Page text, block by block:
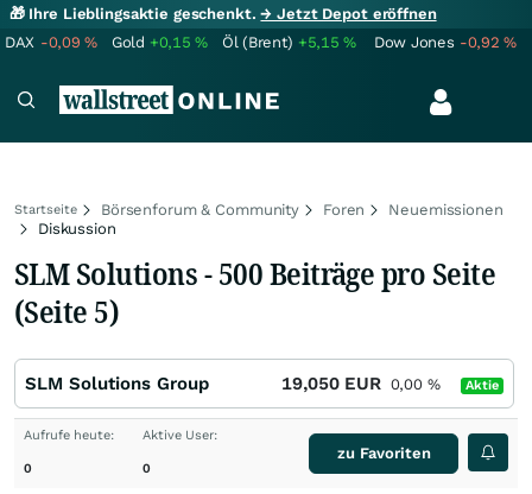
🎁 Ihre Lieblingsaktie geschenkt.→ Jetzt Depot eröffnen
DAX -0,09% Gold +0,15% Öl (Brent) +5,15% Dow Jones -0,92%
Startseite Börsenforum & Community Foren
Neuemissionen
Diskussion
SLM Solutions - 500 Beiträge pro Seite
(Seite 5)
SLM Solutions Group 19,050 EUR 0,00 % Aktie
Aufrufe heute:
0
Aktive User:
0
zu Favoriten